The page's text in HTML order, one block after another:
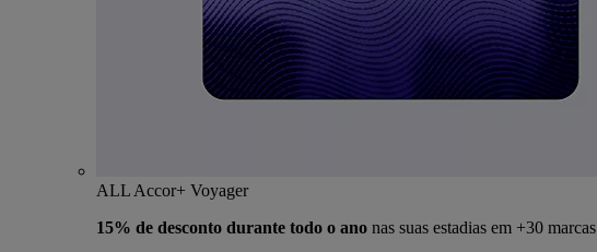
ALL Accor+ Voyager
15% de desconto durante todo o ano nas suas estadias em +30 marcas